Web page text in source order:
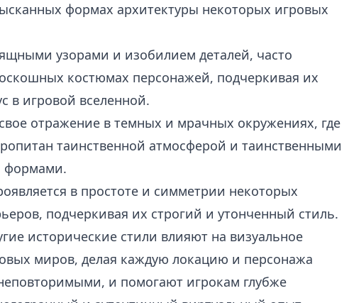
формах архитектуры некоторых игровых
узорами и изобилием деталей, часто
костюмах персонажей, подчеркивая их
в игровой вселенной.
отражение в темных и мрачных окружениях, где
таинственной атмосферой и таинственными
формами.
в простоте и симметрии некоторых
подчеркивая их строгий и утонченный стиль.
исторические стили влияют на визуальное
миров, делая каждую локацию и персонажа
и помогают игрокам глубже